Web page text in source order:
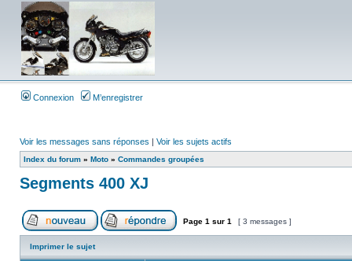
Connexion M’enregistrer
Voir les messages sans réponses | Voir les sujets actifs
Index du forum » Moto » Commandes groupées
Segments 400 XJ
Page 1 sur 1 [ 3 messages ]
Imprimer le sujet